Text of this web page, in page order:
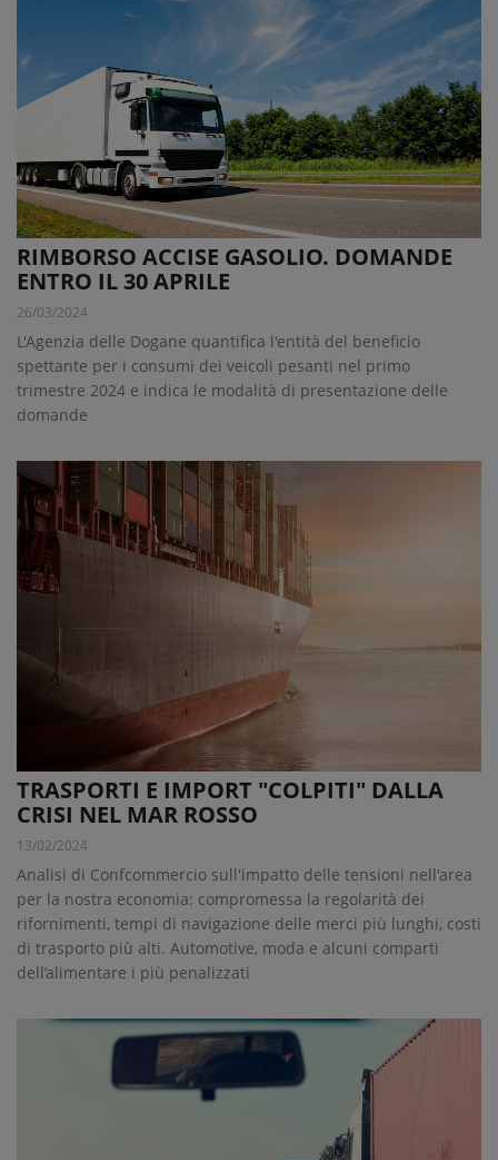
RIMBORSO ACCISE GASOLIO. DOMANDE
ENTRO IL 30 APRILE
26/03/2024
L'Agenzia delle Dogane quantifica l'entità del beneficio
spettante per i consumi dei veicoli pesanti nel primo
trimestre 2024 e indica le modalità di presentazione delle
domande
TRASPORTI E IMPORT "COLPITI" DALLA
CRISI NEL MAR ROSSO
13/02/2024
Analisi di Confcommercio sull'impatto delle tensioni nell'area
per la nostra economia: compromessa la regolarità dei
rifornimenti, tempi di navigazione delle merci più lunghi, costi
di trasporto più alti. Automotive, moda e alcuni comparti
dell’alimentare i più penalizzati